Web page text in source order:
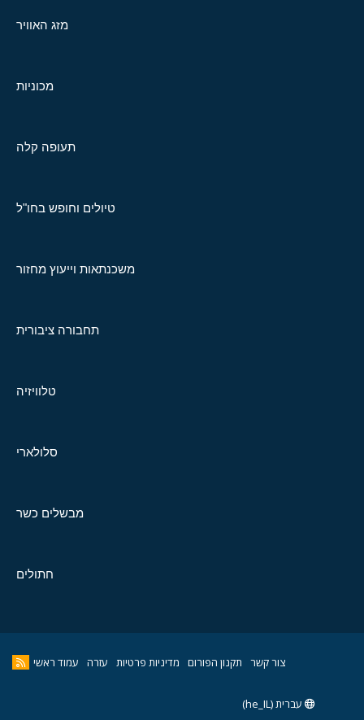
מזג האוויר
מכוניות
תעופה קלה
טיולים וחופש בחו"ל
משכנתאות וייעוץ מחזור
תחבורה ציבורית
טלוויזיה
סלולארי
מבשלים כשר
חתולים
צור קשר תקנון הפורום מדיניות פרטיות עזרה עמוד ראשי
עברית (he_IL)